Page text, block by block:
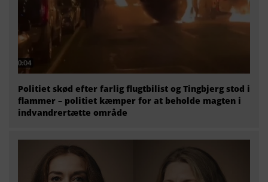
Politiet skød efter farlig flugtbilist og Tingbjerg stod i
flammer – politiet kæmper for at beholde magten i
indvandrertætte område